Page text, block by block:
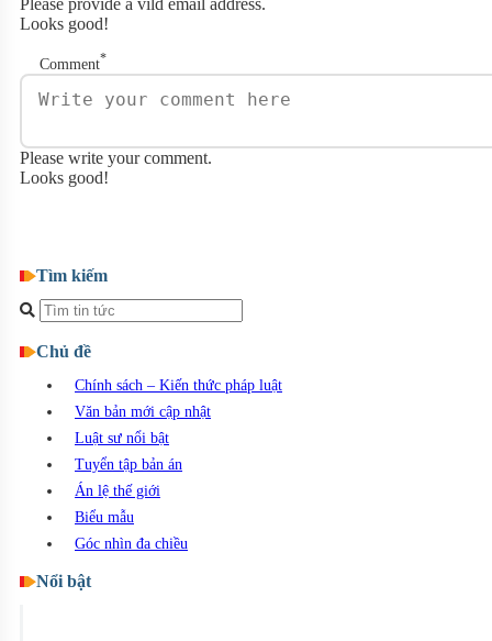
Please provide a vild email address.
Looks good!
Comment*
Please write your comment.
Looks good!
Tìm kiếm
Chủ đề
Chính sách – Kiến thức pháp luật
Văn bản mới cập nhật
Luật sư nổi bật
Tuyển tập bản án
Án lệ thế giới
Biểu mẫu
Góc nhìn đa chiều
Nổi bật